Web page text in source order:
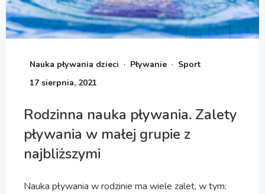
Nauka pływania dzieci · Pływanie · Sport
17 sierpnia, 2021
Rodzinna nauka pływania. Zalety
pływania w małej grupie z
najbliższymi
Nauka pływania w rodzinie ma wiele zalet, w tym: